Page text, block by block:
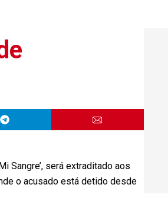
Sangre’, será extraditado aos
o acusado está detido desde